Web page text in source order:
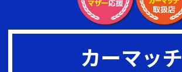
カーマッチ